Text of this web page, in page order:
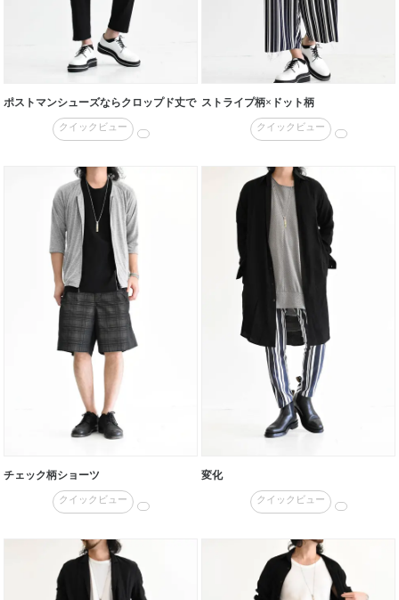
ポストマンシューズならクロップド丈で
クイックビュー
ストライプ柄×ドット柄
クイックビュー
チェック柄ショーツ
クイックビュー
変化
クイックビュー